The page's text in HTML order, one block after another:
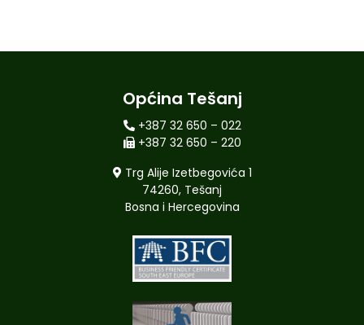
Općina Tešanj
+387 32 650 – 022
+387 32 650 – 220
Trg Alije Izetbegovića 1
74260, Tešanj
Bosna i Hercegovina